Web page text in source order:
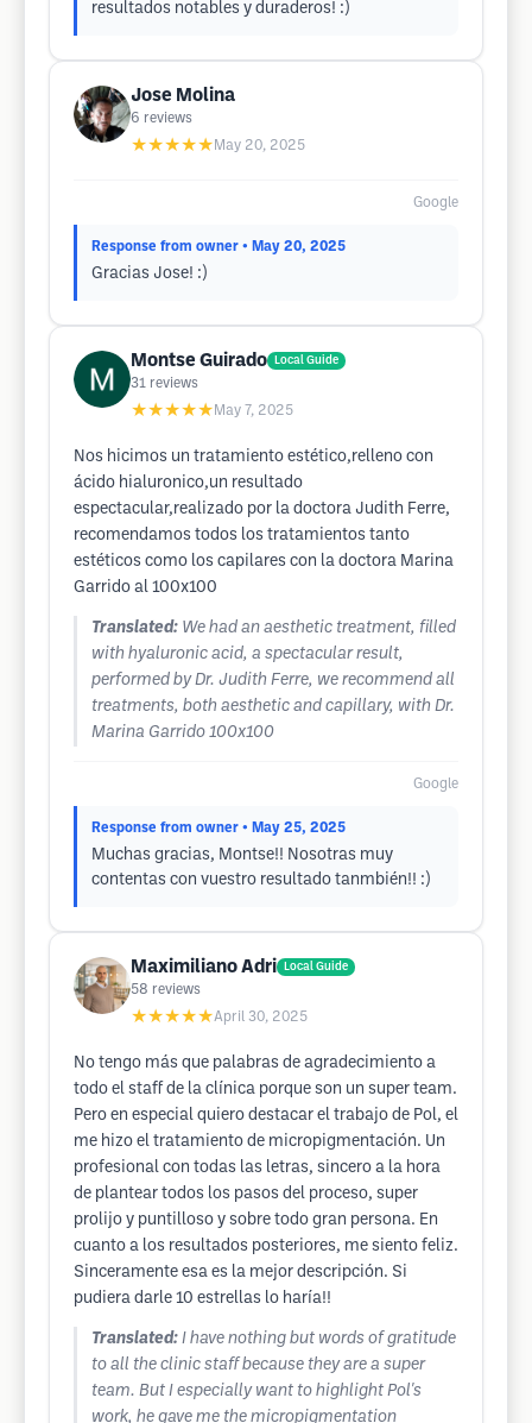
resultados notables y duraderos! :)
Jose Molina
6 reviews
★★★★★ May 20, 2025
Google
Response from owner • May 20, 2025
Gracias Jose! :)
Montse Guirado Local Guide
31 reviews
★★★★★ May 7, 2025
Nos hicimos un tratamiento estético,relleno con
ácido hialuronico,un resultado
espectacular,realizado por la doctora Judith Ferre,
recomendamos todos los tratamientos tanto
estéticos como los capilares con la doctora Marina
Garrido al 100x100
Translated: We had an aesthetic treatment, filled
with hyaluronic acid, a spectacular result,
performed by Dr. Judith Ferre, we recommend all
treatments, both aesthetic and capillary, with Dr.
Marina Garrido 100x100
Google
Response from owner • May 25, 2025
Muchas gracias, Montse!! Nosotras muy
contentas con vuestro resultado tanmbién!! :)
Maximiliano Adri Local Guide
58 reviews
★★★★★April 30, 2025
No tengo más que palabras de agradecimiento a
todo el staff de la clínica porque son un super team.
Pero en especial quiero destacar el trabajo de Pol, el
me hizo el tratamiento de micropigmentación. Un
profesional con todas las letras, sincero a la hora
de plantear todos los pasos del proceso, super
prolijo y puntilloso y sobre todo gran persona. En
cuanto a los resultados posteriores, me siento feliz.
Sinceramente esa es la mejor descripción. Si
pudiera darle 10 estrellas lo haría!!
Translated: I have nothing but words of gratitude
to all the clinic staff because they are a super
team. But I especially want to highlight Pol's
work, he gave me the micropigmentation